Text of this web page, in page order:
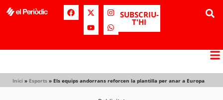
SUBSCRIU-
T'HI
Inici » Esports » Els equips andorrans reforcen la plantilla per anar a Europa